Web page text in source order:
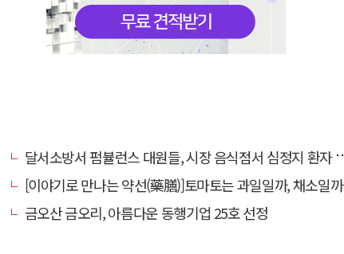
달서소방서 펌뷸런스 대원들, 시장 음식점서 심정지 환자 생명 살려
[이야기로 만나는 약선(藥膳)]토마토는 과일일까, 채소일까
금오산 금오리, 아름다운 동행기업 25호 선정